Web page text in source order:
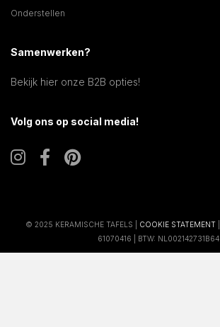
Onderstellen
Samenwerken?
Bekijk hier onze B2B opties!
Volg ons op social media!
© 2025 KERAMISCHE TAFELS | COOKIE STATEMENT
61070416 | BTW: NL002142731B64